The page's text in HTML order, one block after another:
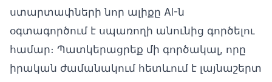
ստարտափների նոր ալիքը AI-ն
օգտագործում է սպառողի անունից գործելու
համար։ Պատկերացրեք մի գործակալ, որը
իրական ժամանակում հետևում է լայնաշերտ